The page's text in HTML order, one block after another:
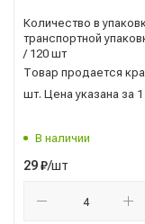
Количество в
транспортной
/ 120 шт
Товар продается
шт. Цена указана за
В наличии
29₽/шт